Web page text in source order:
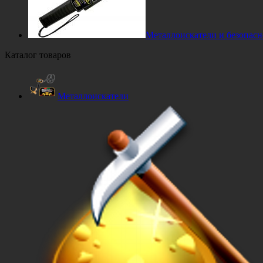
Металлоискатели и
Каталог товаров
Металлоискатели